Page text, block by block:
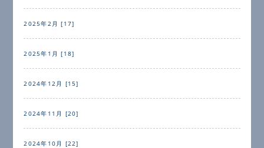
2025年2月 [17]
2025年1月 [18]
2024年12月 [15]
2024年11月 [20]
2024年10月 [22]